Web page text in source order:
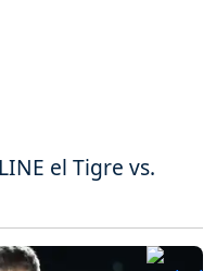
el Tigre vs.